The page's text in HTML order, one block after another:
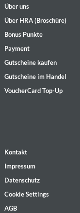
Über uns
Über HRA (Broschüre)
Bonus Punkte
Payment
Gutscheine kaufen
Gutscheine im Handel
VoucherCard Top-Up
Kontakt
Impressum
Datenschutz
Cookie Settings
AGB